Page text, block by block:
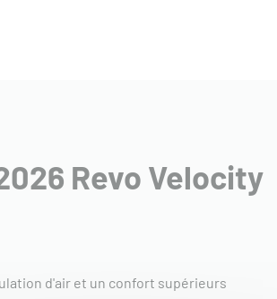
Revo Velocity
d'air et un confort supérieurs